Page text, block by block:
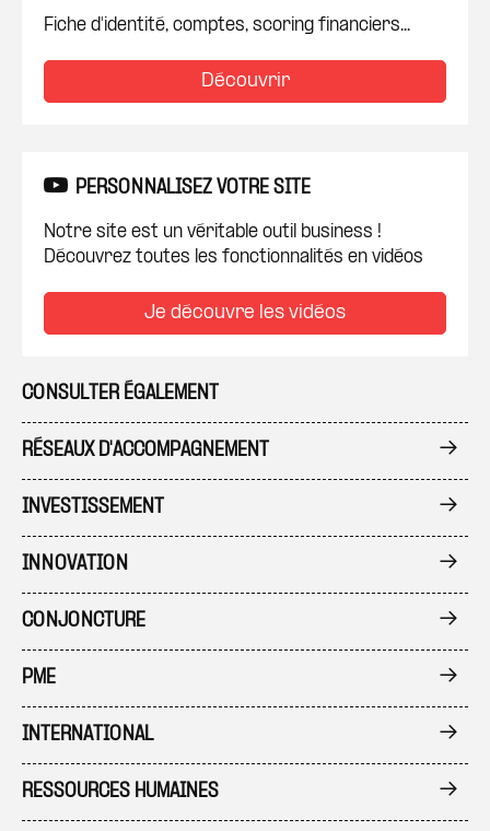
Fiche d'identité, comptes, scoring financiers...
Découvrir
PERSONNALISEZ VOTRE SITE
Notre site est un véritable outil business !
Découvrez toutes les fonctionnalités en vidéos
Je découvre les vidéos
CONSULTER ÉGALEMENT
RÉSEAUX D'ACCOMPAGNEMENT
INVESTISSEMENT
INNOVATION
CONJONCTURE
PME
INTERNATIONAL
RESSOURCES HUMAINES